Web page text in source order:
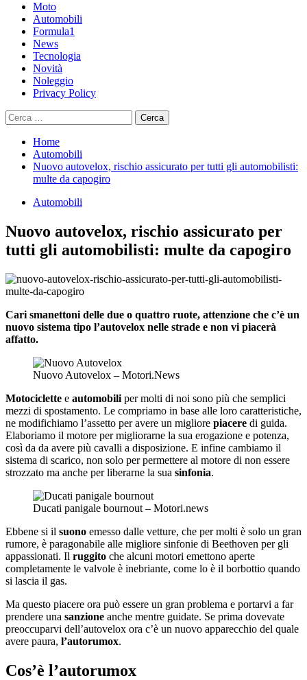
Moto
Automobili
Formula1
News
Tecnologia
Novità
Noleggio
Privacy Policy
Ricerca
per:
Home
Automobili
Nuovo autovelox, rischio assicurato per tutti gli automobilisti:
multe da capogiro
Automobili
Nuovo autovelox, rischio assicurato per
tutti gli automobilisti: multe da capogiro
Cari smanettoni delle due o quattro ruote, attenzione che c’è un
nuovo sistema tipo l’autovelox nelle strade e non vi piacerà
affatto.
Nuovo Autovelox – Motori.News
Motociclette e automobili per molti di noi sono più che semplici
mezzi di spostamento. Le compriamo in base alle loro caratteristiche,
ne modifichiamo l’assetto per avere un migliore piacere di guida.
Elaboriamo il motore per migliorarne la sua erogazione e potenza,
così da da avere più cavalli a disposizione. E infine cambiamo il
sistema di scarico, non solo per permettere al motore di non essere
strozzato ma anche per liberarne la sua sinfonia.
Ducati panigale bournout – Motori.news
Ebbene si il suono emesso dalle vetture, che per molti è solo un gran
rumore, è paragonabile alle migliore sinfonie di Beethoven per gli
appassionati. Il ruggito che alcuni motori emettono aperte
completamente le valvole è inebriante, come lo è il borbottio quando
si lascia il gas.
Ma questo piacere ora può essere un gran problema e portarvi a far
prendere una sanzione anche mentre guidate. Se prima dovevate
preoccuparvi dell’autovelox ora c’è un nuovo apparecchio del quale
avere paura, l’autorumox.
Cos’è l’autorumox